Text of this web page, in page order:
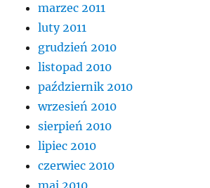
marzec 2011
luty 2011
grudzień 2010
listopad 2010
październik 2010
wrzesień 2010
sierpień 2010
lipiec 2010
czerwiec 2010